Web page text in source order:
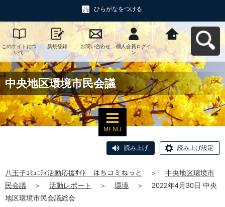
ひらがなをつける
このサイトにつ
いて
新規登録 お問い合わせ
個人会員ログイ
ン
八王子ｺﾐｭﾆﾃｨ活
動応援ｻｲﾄ はち
コミねっとへ戻
る
中央地区環境市民会議
MENU
読み上げ 読み上げ設定
八王子ｺﾐｭﾆﾃｨ活動応援ｻｲﾄ はちコミねっと ＞
中央地区環境市
民会議
＞ 活動レポート ＞ 環境 ＞
2022年4月30日 中央
地区環境市民会議総会